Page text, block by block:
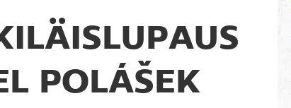
POLÁŠEK